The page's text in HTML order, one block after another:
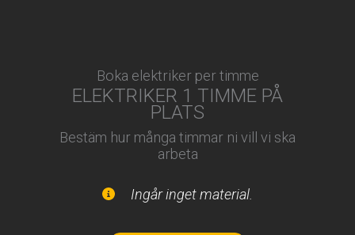
Boka elektriker per timme
ELEKTRIKER 1 TIMME PÅ
PLATS
Bestäm hur många timmar ni vill vi ska
arbeta
Ingår inget material.